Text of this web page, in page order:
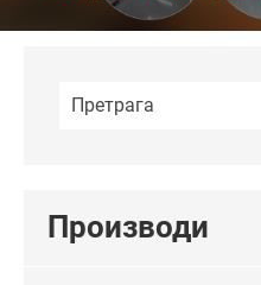
Производи